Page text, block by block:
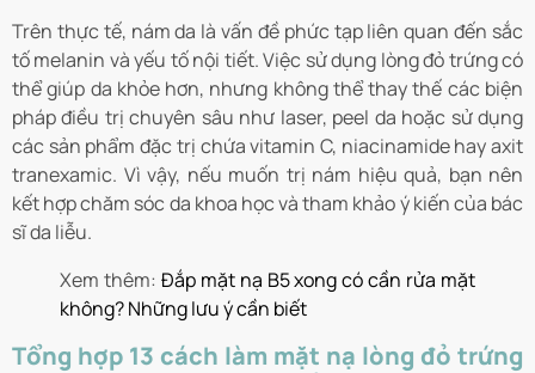
Trên thực tế, nám da là vấn đề phức tạp liên quan đến sắc
tố melanin và yếu tố nội tiết. Việc sử dụng lòng đỏ trứng có
thể giúp da khỏe hơn, nhưng không thể thay thế các biện
pháp điều trị chuyên sâu như laser, peel da hoặc sử dụng
các sản phẩm đặc trị chứa vitamin C, niacinamide hay axit
tranexamic. Vì vậy, nếu muốn trị nám hiệu quả, bạn nên
kết hợp chăm sóc da khoa học và tham khảo ý kiến của bác
sĩ da liễu.
Xem thêm: Đắp mặt nạ B5 xong có cần rửa mặt
không? Những lưu ý cần biết
Tổng hợp 13 cách làm mặt nạ lòng đỏ trứng